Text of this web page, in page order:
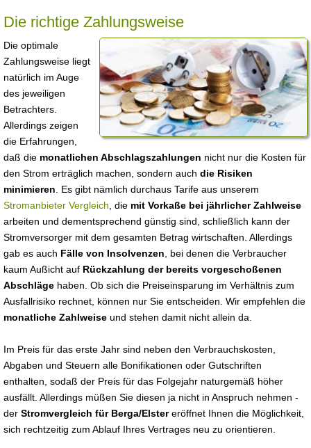
Die richtige Zahlungsweise
Die optimale
Zahlungsweise liegt
natürlich im Auge
des jeweiligen
Betrachters.
Allerdings zeigen
die Erfahrungen,
daß die monatlichen Abschlagszahlungen nicht nur die Kosten für
den Strom erträglich machen, sondern auch die Risiken
minimieren . Es gibt nämlich durchaus Tarife aus unserem
Stromanbieter Vergleich , die mit Vorkaße bei jährlicher Zahlweise
arbeiten und dementsprechend günstig sind, schließlich kann der
Stromversorger mit dem gesamten Betrag wirtschaften. Allerdings
gab es auch Fälle von Insolvenzen , bei denen die Verbraucher
kaum Außicht auf Rückzahlung der bereits vorgeschoßenen
Abschläge haben. Ob sich die Preiseinsparung im Verhältnis zum
Ausfallrisiko rechnet, können nur Sie entscheiden. Wir empfehlen die
monatliche Zahlweise und stehen damit nicht allein da.
Im Preis für das erste Jahr sind neben den Verbrauchskosten,
Abgaben und Steuern alle Bonifikationen oder Gutschriften
enthalten, sodaß der Preis für das Folgejahr naturgemäß höher
ausfällt. Allerdings müßen Sie diesen ja nicht in Anspruch nehmen -
der Stromvergleich für Berga/Elstereröffnet Ihnen die Möglichkeit,
sich rechtzeitig zum Ablauf Ihres Vertrages neu zu orientieren.